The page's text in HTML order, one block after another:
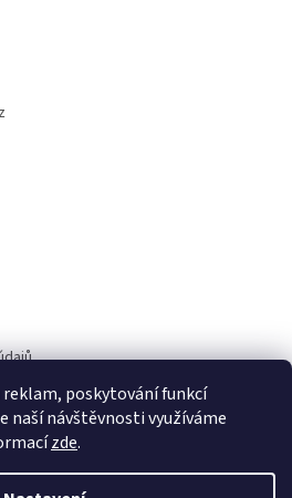
poskytování funkcí
naší návštěvnosti využíváme
zde.